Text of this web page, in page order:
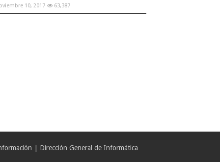
10, 2017 63,387
| Dirección General de Informática